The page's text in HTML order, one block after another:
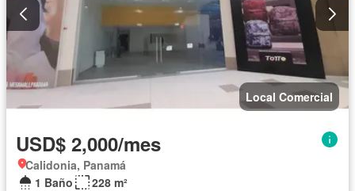
Local Comercial
USD$ 2,000/mes
Calidonia, Panamá
1 Baño
228 m²